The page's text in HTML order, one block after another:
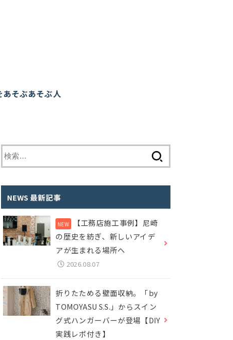
あそぶあそぶ人
索
NEWS 最新記事
【工務店施工事例】尼崎
の歴史を紡ぎ、新しいアイデ
アが生まれる場所へ
2026.08.07
折りたためる壁面収納。「by
TOMOYASU S.S.」からスイン
グ式ハンガーバーが登場【DIY
実践レポ付き】